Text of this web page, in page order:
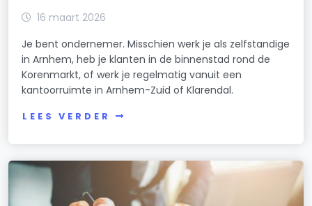
16 maart 2026
Je bent ondernemer. Misschien werk je als zelfstandige
in Arnhem, heb je klanten in de binnenstad rond de
Korenmarkt, of werk je regelmatig vanuit een
kantoorruimte in Arnhem-Zuid of Klarendal.
LEES VERDER